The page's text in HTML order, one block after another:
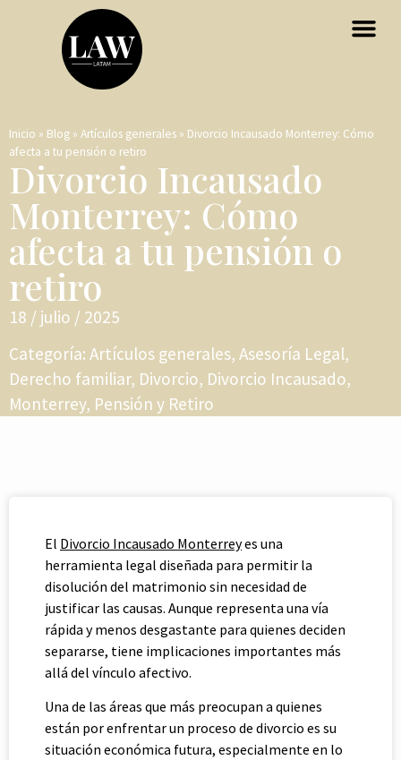
Inicio » Blog » Artículos generales » Divorcio Incausado Monterrey: Cómo
afecta a tu pensión o retiro
Divorcio Incausado
Monterrey: Cómo
afecta a tu pensión o
retiro
18 / julio / 2025
Categoría: Artículos generales, Asesoría Legal,
Derecho familiar, Divorcio, Divorcio Incausado,
Monterrey, Pensión y Retiro
El Divorcio Incausado Monterreyes una
herramienta legal diseñada para permitir la
disolución del matrimonio sin necesidad de
justificar las causas. Aunque representa una vía
rápida y menos desgastante para quienes deciden
separarse, tiene implicaciones importantes más
allá del vínculo afectivo.
Una de las áreas que más preocupan a quienes
están por enfrentar un proceso de divorcio es su
situación económica futura, especialmente en lo